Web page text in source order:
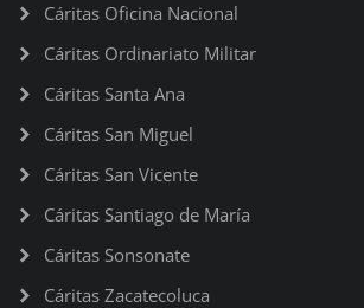
Cáritas Oficina Nacional
Cáritas Ordinariato Militar
Cáritas Santa Ana
Cáritas San Miguel
Cáritas San Vicente
Cáritas Santiago de María
Cáritas Sonsonate
Cáritas Zacatecoluca